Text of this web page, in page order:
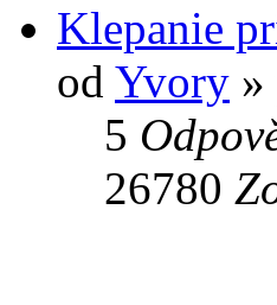
Klepanie
od Yvory »
5
26780